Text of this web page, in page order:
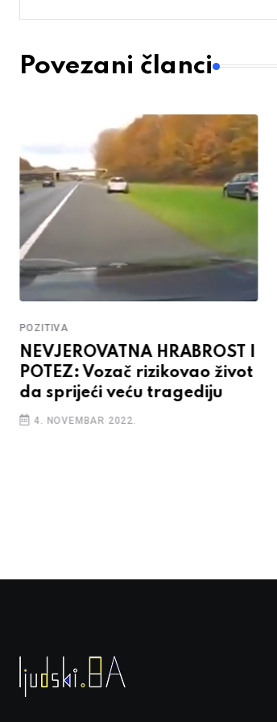
Povezani članci
POZITIVA
NEVJEROVATNA HRABROST I
POTEZ: Vozač rizikovao život
da sprijeći veću tragediju
4. NOVEMBAR 2022.